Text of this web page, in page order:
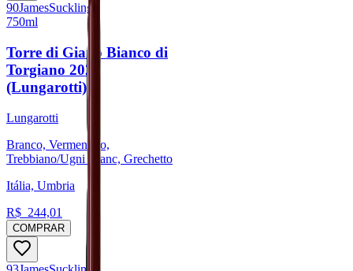
90JamesSuckling
750ml
Torre di Giano Bianco di
Torgiano 2023
(Lungarotti)
Lungarotti
Branco, Vermentino,
Trebbiano/Ugni Blanc, Grechetto
Itália, Umbria
R$ 244,01
COMPRAR